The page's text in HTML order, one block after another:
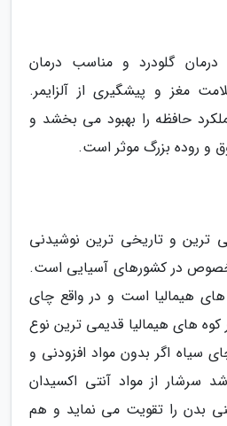
گلودرد و مناسب درمان
مغز و پیشگیری از آلزایمر.
حافظه را بهبود می بخشد و
و روده بزرگ موثر است.
ترین و تاریخی ترین نوشیدنی
خصوص در کشورهای آسیایی است.
هیمالیا است و در واقع چای
های هیمالیا قدیمی ترین نوع
سیاه اگر بدون مواد افزودنی و
سرشار از مواد آنتی اکسیدان
بدن را تقویت می نماید و هم